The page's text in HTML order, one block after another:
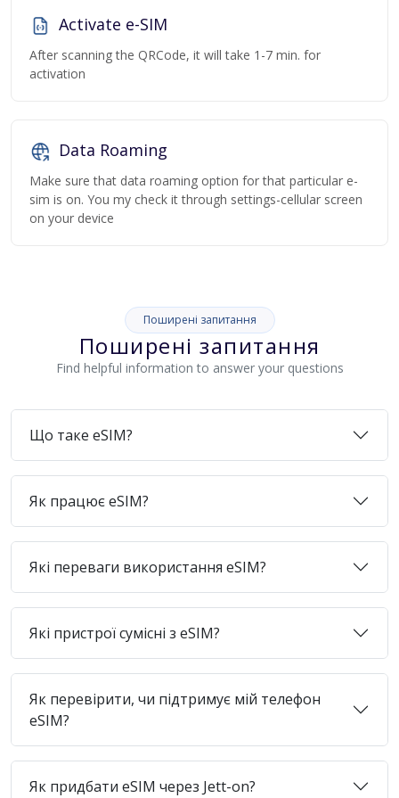
Activate e-SIM
After scanning the QRCode, it will take 1-7 min. for
activation
Data Roaming
Make sure that data roaming option for that particular e-
sim is on. You my check it through settings-cellular screen
on your device
Поширені запитання
Поширені запитання
Find helpful information to answer your questions
Що таке eSIM?
Як працює eSIM?
Які переваги використання eSIM?
Які пристрої сумісні з eSIM?
Як перевірити, чи підтримує мій телефон
eSIM?
Як придбати eSIM через Jett-on?